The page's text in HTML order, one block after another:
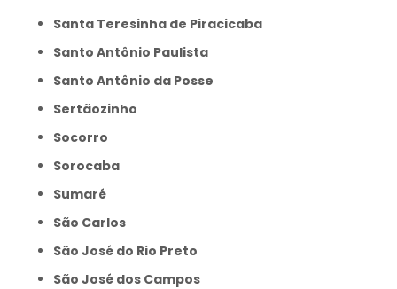
Santa Teresinha de Piracicaba
Santo Antônio Paulista
Santo Antônio da Posse
Sertãozinho
Socorro
Sorocaba
Sumaré
São Carlos
São José do Rio Preto
São José dos Campos